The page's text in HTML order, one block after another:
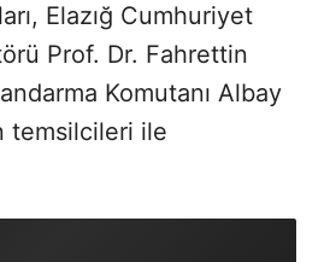
Elazığ Cumhuriyet
Prof. Dr. Fahrettin
Komutanı Albay
temsilcileri ile